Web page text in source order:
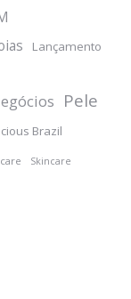
Lançamento
Pele
Brazil
Skincare